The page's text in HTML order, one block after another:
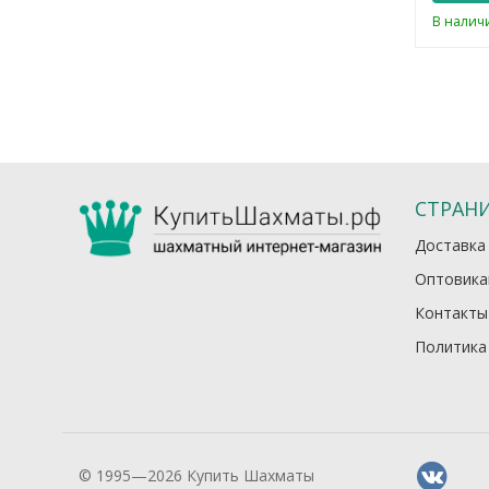
В
Контакты
© 1995—2026 Купить Шахматы